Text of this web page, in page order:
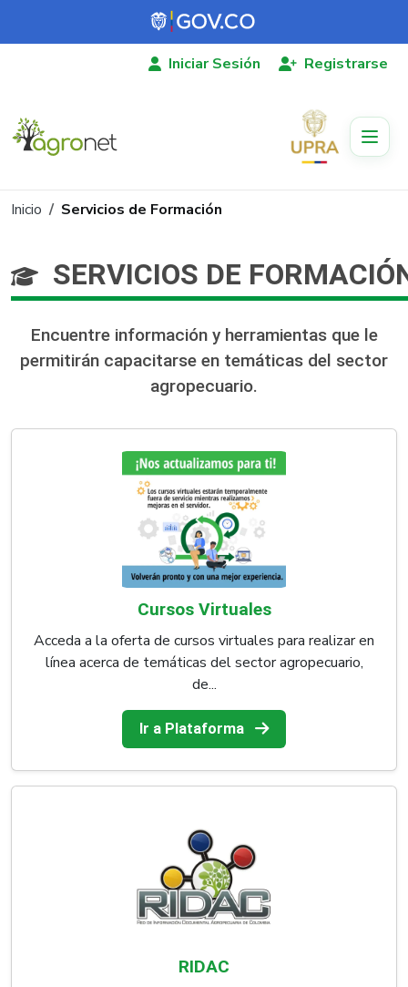
Pasar al contenido principal
Iniciar Sesión Registrarse
Ruta de navegación
Inicio Servicios de Formación
SERVICIOS DE
Encuentre información​ y herramien​​tas que le
permitirán capacitarse en temáticas del sector
agropecuario.​
Cursos Virtuales
Acceda a la oferta de cursos virtuales para realizar en
línea acerca de temáticas del sector agropecuario,
de...
Ir a Plataforma
RIDAC